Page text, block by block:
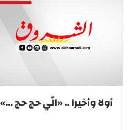
أولا وأخيرا .. «الّي حج حج ...»